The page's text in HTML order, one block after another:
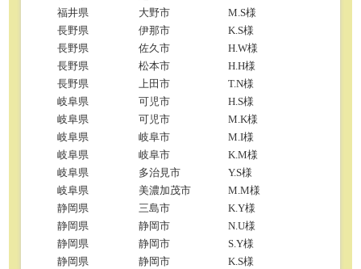
福井県
大野市
M.S様
長野県
伊那市
K.S様
長野県
佐久市
H.W様
長野県
松本市
H.H様
長野県
上田市
T.N様
岐阜県
可児市
H.S様
岐阜県
可児市
M.K様
岐阜県
岐阜市
M.I様
岐阜県
岐阜市
K.M様
岐阜県
多治見市
Y.S様
岐阜県
美濃加茂市
M.M様
静岡県
三島市
K.Y様
静岡県
静岡市
N.U様
静岡県
静岡市
S.Y様
静岡県
静岡市
K.S様